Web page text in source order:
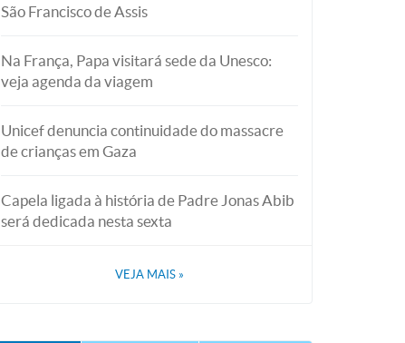
São Francisco de Assis
Na França, Papa visitará sede da Unesco:
veja agenda da viagem
Unicef denuncia continuidade do massacre
de crianças em Gaza
Capela ligada à história de Padre Jonas Abib
será dedicada nesta sexta
VEJA MAIS »